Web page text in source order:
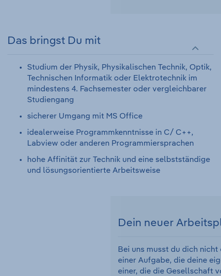
Das bringst Du mit
Studium der Physik, Physikalischen Technik, Optik,
Technischen Informatik oder Elektrotechnik im
mindestens 4. Fachsemester oder vergleichbarer
Studiengang
sicherer Umgang mit MS Office
idealerweise Programmkenntnisse in C/ C++,
Labview oder anderen Programmiersprachen
hohe Affinität zur Technik und eine selbstständige
und lösungsorientierte Arbeitsweise
Dein neuer
Bei uns musst du dich
einer Aufgabe, die deine
einer, die die Gesellschaft